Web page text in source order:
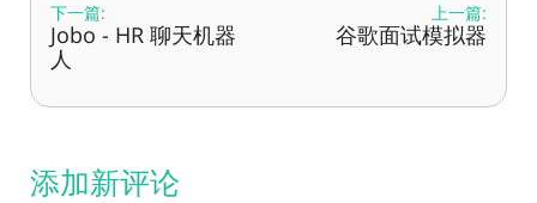
下一篇:
Jobo - HR 聊天机器
人
上一篇:
谷歌面试模拟器
添加新评论